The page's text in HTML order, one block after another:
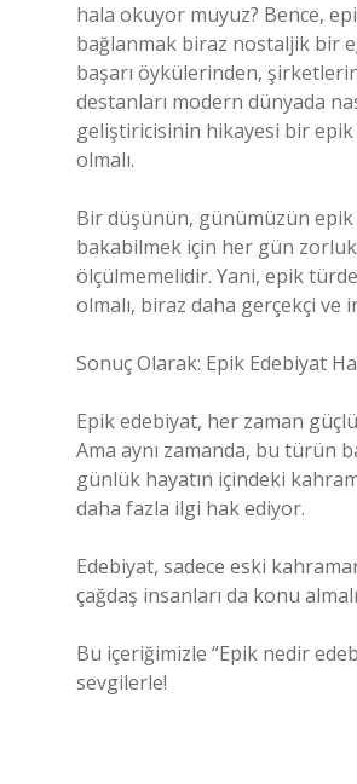
hala okuyor muyuz? Bence,
bağlanmak biraz nostaljik bir
başarı öykülerinden,
destanları modern dünyada
geliştiricisinin hikayesi bir epik
olmalı.
Bir düşünün, günümüzün epik
bakabilmek için her gün
ölçülmemelidir. Yani, epik
olmalı, biraz daha gerçekçi ve
Sonuç Olarak: Epik Edebiyat
Epik edebiyat, her zaman
Ama aynı zamanda, bu türün
günlük hayatın içindeki
daha fazla ilgi hak ediyor.
Edebiyat, sadece eski
çağdaş insanları da konu
Bu içeriğimizle “Epik nedir
sevgilerle!